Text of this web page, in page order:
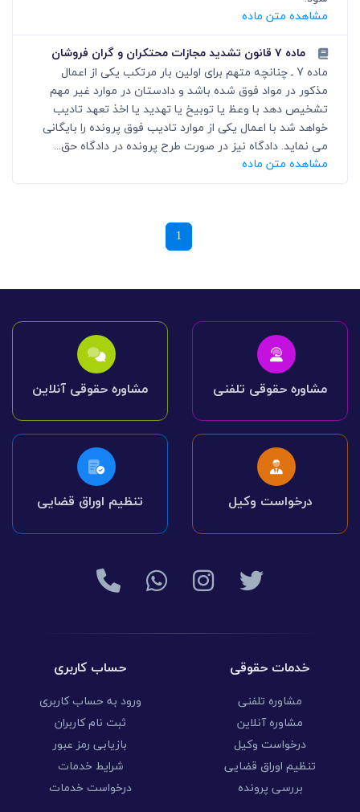
مشاهده متن ماده
ماده ۷ قانون تشدید مجازات محتکران و گران فروشان
ماده 7 ـ چنانچه متهم برای اولین بار مرتکب یکی از اعمال
مذکور در مواد فوق شده باشد و دادستان در موارد غیر مهم
تشخیص دهد با وعظ یا توبیخ یا تهدید یا اخذ تعهد تادیب
خواهد شد با اعمال یکی از موارد تادیب فوق پرونده را بایگانی
می نماید. دادگاه نیز در صورت طرح پرونده در دادگاه حق...
مشاهده متن ماده
1
مشاوره حقوقی تلفنی مشاوره حقوقی آنلاین
درخواست وکیل تنظیم اوراق قضایی
خدمات حقوقی
مشاوره تلفنی
مشاوره آنلاین
درخواست وکیل
تنظیم اوراق قضایی
بررسی پرونده
حساب کاربری
ورود به حساب کاربری
ثبت نام کاربران
بازیابی رمز عبور
شرایط خدمات
درخواست خدمات